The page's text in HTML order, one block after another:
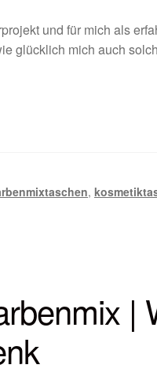
und für mich als
glücklich mich auch
,
|